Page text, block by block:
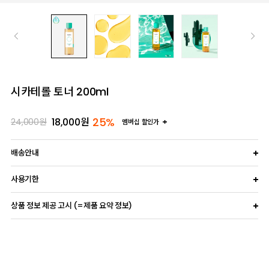
시카테롤 토너 200ml
24,000원 18,000원 25% 멤버십 할인가
배송안내
사용기한
상품 정보 제공 고시 (=제품 요약 정보)